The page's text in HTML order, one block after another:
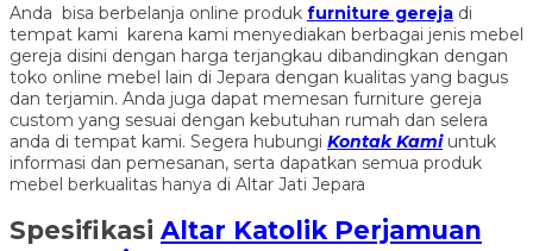
Anda bisa berbelanja online produk furniture gereja di
tempat kami karena kami menyediakan berbagai jenis mebel
gereja disini dengan harga terjangkau dibandingkan dengan
toko online mebel lain di Jepara dengan kualitas yang bagus
dan terjamin. Anda juga dapat memesan furniture gereja
custom yang sesuai dengan kebutuhan rumah dan selera
anda di tempat kami. Segera hubungi Kontak Kamiuntuk
informasi dan pemesanan, serta dapatkan semua produk
mebel berkualitas hanya di Altar Jati Jepara
Spesifikasi Altar Katolik Perjamuan